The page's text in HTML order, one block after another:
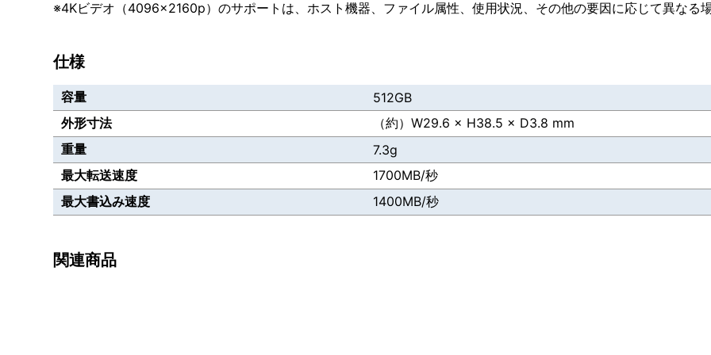
※4Kビデオ（4096×2160p）のサポートは、ホスト機器、ファイル属性、使用状況、その他の要因に応じて異なる場
仕様
容量
512GB
外形寸法
（約）W29.6 × H38.5 × D3.8 mm
重量
7.3g
最大転送速度
1700MB/秒
最大書込み速度
1400MB/秒
関連商品